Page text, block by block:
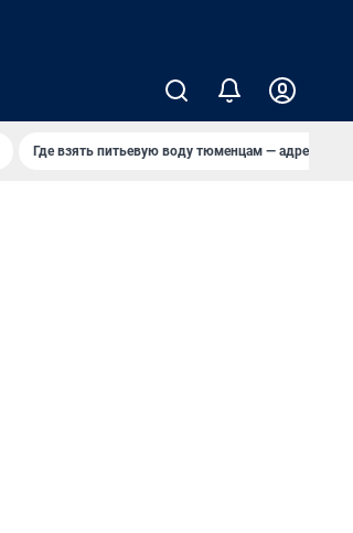
Где взять питьевую воду тюменцам — адреса